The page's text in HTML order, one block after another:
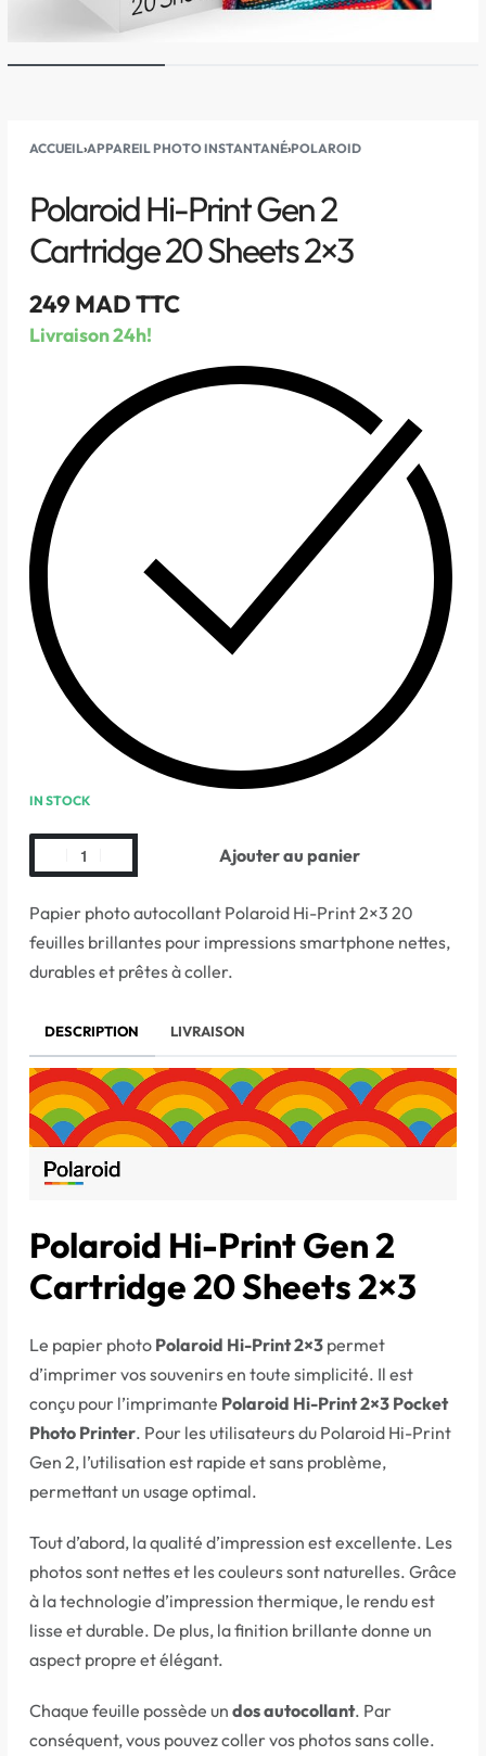
ACCUEIL›APPAREIL PHOTO INSTANTANÉ›POLAROID
Polaroid Hi-Print Gen 2
Cartridge 20 Sheets 2×3
249 MAD TTC
Livraison 24h!
IN STOCK
Ajouter au panier
Papier photo autocollant Polaroid Hi-Print 2×3 20
feuilles brillantes pour impressions smartphone nettes,
durables et prêtes à coller.
DESCRIPTION LIVRAISON
Polaroid Hi-Print Gen 2
Cartridge 20 Sheets 2×3
Le papier photo Polaroid Hi-Print 2×3 permet
d’imprimer vos souvenirs en toute simplicité. Il est
conçu pour l’imprimante Polaroid Hi-Print 2×3 Pocket
Photo Printer. Pour les utilisateurs du Polaroid Hi-Print
Gen 2, l’utilisation est rapide et sans problème,
permettant un usage optimal.
Tout d’abord, la qualité d’impression est excellente. Les
photos sont nettes et les couleurs sont naturelles. Grâce
à la technologie d’impression thermique, le rendu est
lisse et durable. De plus, la finition brillante donne un
aspect propre et élégant.
Chaque feuille possède un dos autocollant. Par
conséquent, vous pouvez coller vos photos sans colle.